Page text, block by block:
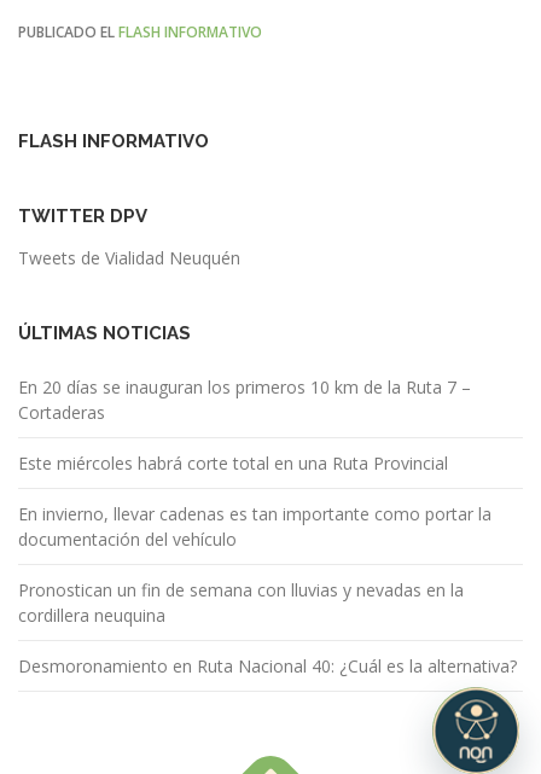
PUBLICADO ELFLASH INFORMATIVO
FLASH INFORMATIVO
TWITTER DPV
Tweets de Vialidad Neuquén
ÚLTIMAS NOTICIAS
En 20 días se inauguran los primeros 10 km de la Ruta 7 –
Cortaderas
Este miércoles habrá corte total en una Ruta Provincial
En invierno, llevar cadenas es tan importante como portar la
documentación del vehículo
Pronostican un fin de semana con lluvias y nevadas en la
cordillera neuquina
Desmoronamiento en Ruta Nacional 40: ¿Cuál es la alternativa?